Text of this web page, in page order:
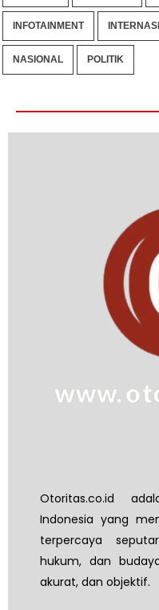
INFOTAINMENT
NASIONAL POLITIK
Otoritas.co.id
Indonesia yang
terpercaya
hukum, dan
akurat, dan objektif.